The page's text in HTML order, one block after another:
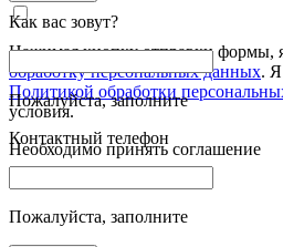
Нажимая кнопку отправки формы,
обработку персональных данных. Я
Политикой обработки
условия.
Необходимо принять соглашение
Как вас зовут?
Пожалуйста, заполните
Контактный телефон
Пожалуйста, заполните